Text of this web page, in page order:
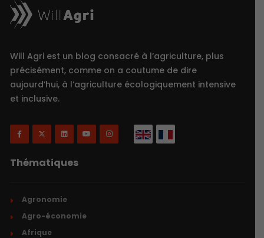
Will Agri est un blog consacré à l’agriculture, plus
précisément, comme on a coutume de dire
aujourd’hui, à l’agriculture écologiquement intensive
et inclusive.
Thématiques
Agronomie
Agro-économie
Afrique